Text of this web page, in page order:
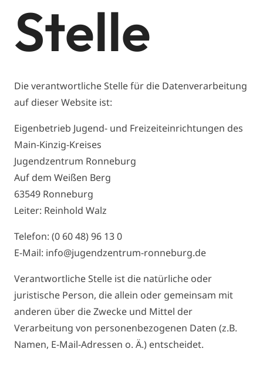
Stelle
Die verantwortliche Stelle für die Datenverarbeitung
auf dieser Website ist:
Eigenbetrieb Jugend- und Freizeiteinrichtungen des
Main-Kinzig-Kreises
Jugendzentrum Ronneburg
Auf dem Weißen Berg
63549 Ronneburg
Leiter: Reinhold Walz
Telefon: (0 60 48) 96 13 0
E-Mail: info@jugendzentrum-ronneburg.de
Verantwortliche Stelle ist die natürliche oder
juristische Person, die allein oder gemeinsam mit
anderen über die Zwecke und Mittel der
Verarbeitung von personenbezogenen Daten (z.B.
Namen, E-Mail-Adressen o. Ä.) entscheidet.